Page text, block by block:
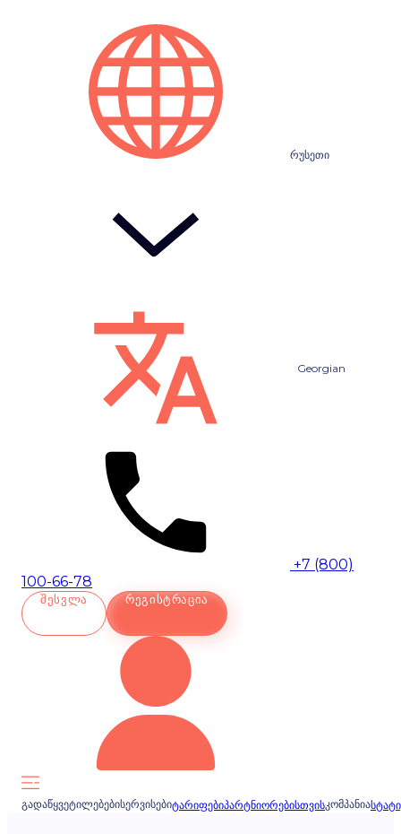
რუსეთი
Georgian
+7 (800)
100-66-78
ᲨᲔᲡᲕᲚᲐ ᲠᲔᲒᲘᲡᲢᲠᲐᲪᲘᲐ
ᲒᲐᲓᲐᲬᲧᲕᲔᲢᲘᲚᲔᲑᲔᲑᲘᲡᲔᲠᲕᲘᲡᲔᲑᲘᲢᲐᲠᲘᲤᲔᲑᲘᲞᲐᲠᲢᲜᲘᲝᲠᲔᲑᲘᲡᲗᲕᲘᲡᲙᲝᲛᲞᲐᲜᲘᲐ